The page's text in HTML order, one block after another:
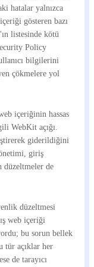
hatalar yalnızca
gösteren bazı
listesinde kötü
Policy
bilgilerini
çökmelere yol
içeriğinin hassas
WebKit açığı.
giderildiğini
giriş
düzeltmeler de
düzeltmesi
web içeriği
bu sorun bellek
tür açıklar her
de tarayıcı